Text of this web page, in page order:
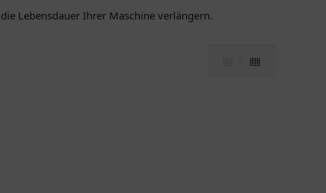
Lebensdauer Ihrer Maschine verlängern.